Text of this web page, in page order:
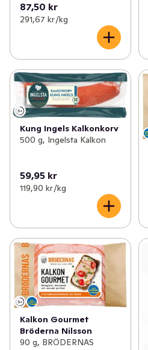
87,50 kr
291,67 kr /kg
Kung Ingels Kalkonkorv
500 g, Ingelsta Kalkon
59,95 kr
119,90 kr /kg
Kalkon Gourmet
Bröderna Nilsson
90 g, BRÖDERNAS